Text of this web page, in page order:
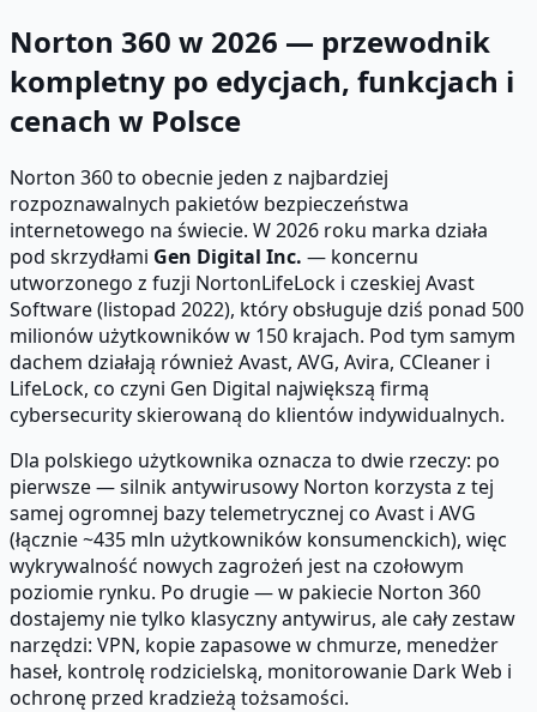
Norton 360 w 2026 — przewodnik
kompletny po edycjach, funkcjach i
cenach w Polsce
Norton 360 to obecnie jeden z najbardziej
rozpoznawalnych pakietów bezpieczeństwa
internetowego na świecie. W 2026 roku marka działa
pod skrzydłami Gen Digital Inc. — koncernu
utworzonego z fuzji NortonLifeLock i czeskiej Avast
Software (listopad 2022), który obsługuje dziś ponad 500
milionów użytkowników w 150 krajach. Pod tym samym
dachem działają również Avast, AVG, Avira, CCleaner i
LifeLock, co czyni Gen Digital największą firmą
cybersecurity skierowaną do klientów indywidualnych.
Dla polskiego użytkownika oznacza to dwie rzeczy: po
pierwsze — silnik antywirusowy Norton korzysta z tej
samej ogromnej bazy telemetrycznej co Avast i AVG
(łącznie ~435 mln użytkowników konsumenckich), więc
wykrywalność nowych zagrożeń jest na czołowym
poziomie rynku. Po drugie — w pakiecie Norton 360
dostajemy nie tylko klasyczny antywirus, ale cały zestaw
narzędzi: VPN, kopie zapasowe w chmurze, menedżer
haseł, kontrolę rodzicielską, monitorowanie Dark Web i
ochronę przed kradzieżą tożsamości.